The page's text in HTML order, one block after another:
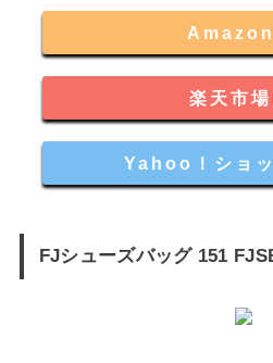
Amazon
楽天市場
Yahoo！ショ
FJシューズバッグ 151